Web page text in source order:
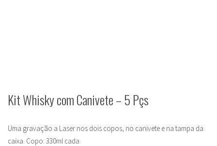
Kit Whisky com Canivete – 5 Pçs
Uma gravação a Laser nos dois copos, no canivete e na tampa da
caixa. Copo: 330ml cada